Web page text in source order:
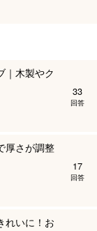
｜木製やク
33
回答
厚さが調整
17
回答
れいに！お